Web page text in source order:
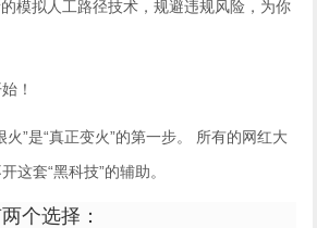
模拟人工路径技术，规避违规风险，为你
！
”是“真正变火”的第一步。 所有的网红大
这套“黑科技”的辅助。
个选择：